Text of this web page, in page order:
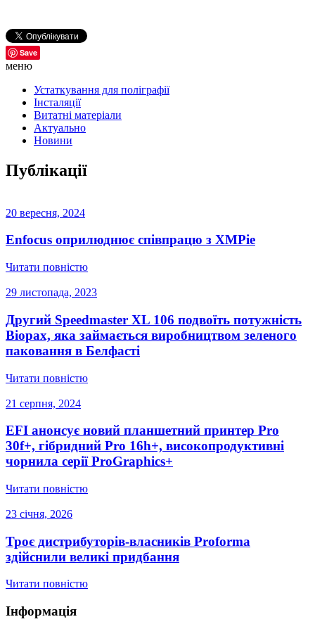
Save
меню
Устаткування для поліграфії
Інсталяції
Витатні матеріали
Актуально
Новини
Публікації
20 вересня, 2024
Enfocus оприлюднює співпрацю з XMPie
Читати повністю
29 листопада, 2023
Другий Speedmaster XL 106 подвоїть потужність
Biopax, яка займається виробництвом зеленого
паковання в Белфасті
Читати повністю
21 серпня, 2024
EFI анонсує новий планшетний принтер Pro
30f+, гібридний Pro 16h+, високопродуктивні
чорнила серії ProGraphics+
Читати повністю
23 січня, 2026
Троє дистрибуторів-власників Proforma
здійснили великі придбання
Читати повністю
Інформація